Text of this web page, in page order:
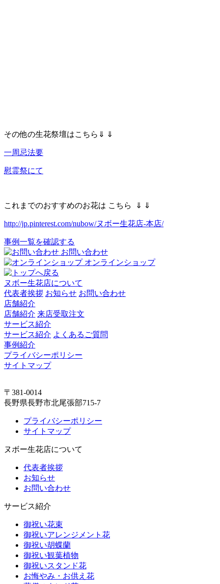
その他の生花祭壇はこちら⇓ ⇓
一周忌法要
慰霊祭にて
これまでのおすすめのお花は こちら ⇓ ⇓
http://jp.pinterest.com/nubow/ヌボー生花店-本店/
事例一覧を確認する
お問い合わせ
オンラインショップ
ヌボー生花店について
代表者挨拶 お知らせ お問い合わせ
店舗紹介
店舗紹介 来店受取注文
サービス紹介
サービス紹介 よくあるご質問
事例紹介
プライバシーポリシー
サイトマップ
〒381-0014
長野県長野市北尾張部715-7
プライバシーポリシー
サイトマップ
ヌボー生花店について
代表者挨拶
お知らせ
お問い合わせ
サービス紹介
御祝い花束
御祝いアレンジメント花
御祝い胡蝶蘭
御祝い観葉植物
御祝いスタンド花
お悔やみ・お供え花